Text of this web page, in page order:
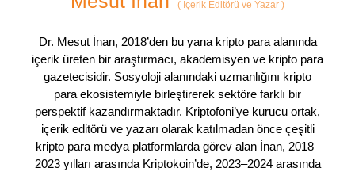
( İçerik Editörü ve Yazar )
Dr. Mesut İnan, 2018’den bu yana kripto para alanında
içerik üreten bir araştırmacı, akademisyen ve kripto para
gazetecisidir. Sosyoloji alanındaki uzmanlığını kripto
para ekosistemiyle birleştirerek sektöre farklı bir
perspektif kazandırmaktadır. Kriptofoni’ye kurucu ortak,
içerik editörü ve yazarı olarak katılmadan önce çeşitli
kripto para medya platformlarda görev alan İnan, 2018–
2023 yılları arasında Kriptokoin’de, 2023–2024 arasında